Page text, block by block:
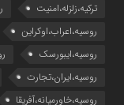
ترکیه،زلزله،امنیت
روسیه،اعراب،اوکراین
روسیه،ایبورسک
روسیه،ایران،تجارت
روسیه،خاورمیانه،آفریقا